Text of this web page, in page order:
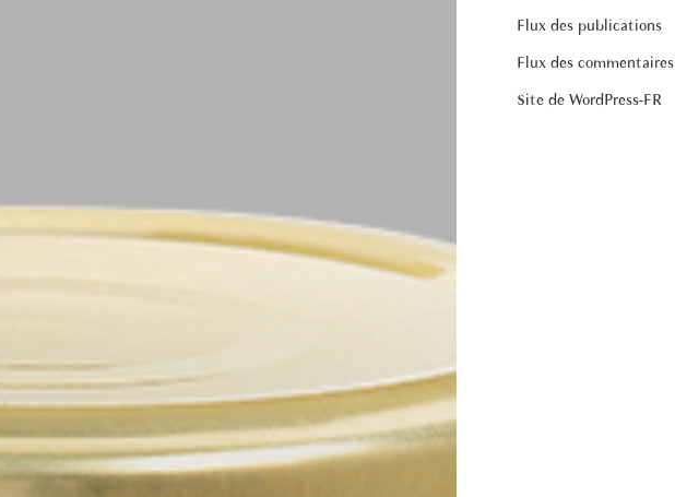
Flux des publications
Flux des commentaires
Site de WordPress-FR